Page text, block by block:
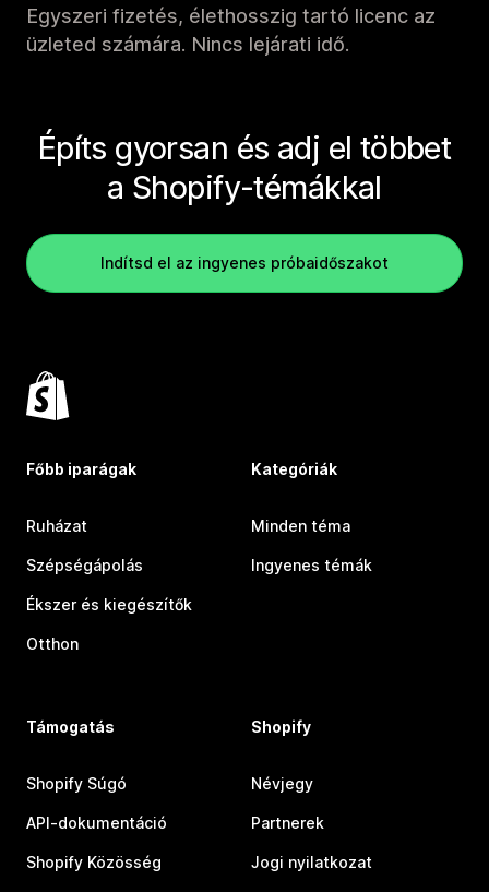
Egyszeri fizetés, élethosszig tartó licenc az
üzleted számára. Nincs lejárati idő.
Építs gyorsan és adj el többet
a Shopify-témákkal
Indítsd el az ingyenes próbaidőszakot
Főbb iparágak
Ruházat
Szépségápolás
Ékszer és kiegészítők
Otthon
Kategóriák
Minden téma
Ingyenes témák
Támogatás
Shopify Súgó
API-dokumentáció
Shopify Közösség
Shopify
Névjegy
Partnerek
Jogi nyilatkozat